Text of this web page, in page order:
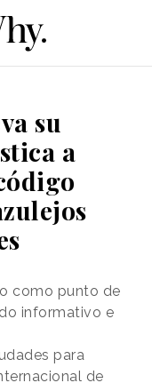
su
a
como punto de
informativo e
para
de